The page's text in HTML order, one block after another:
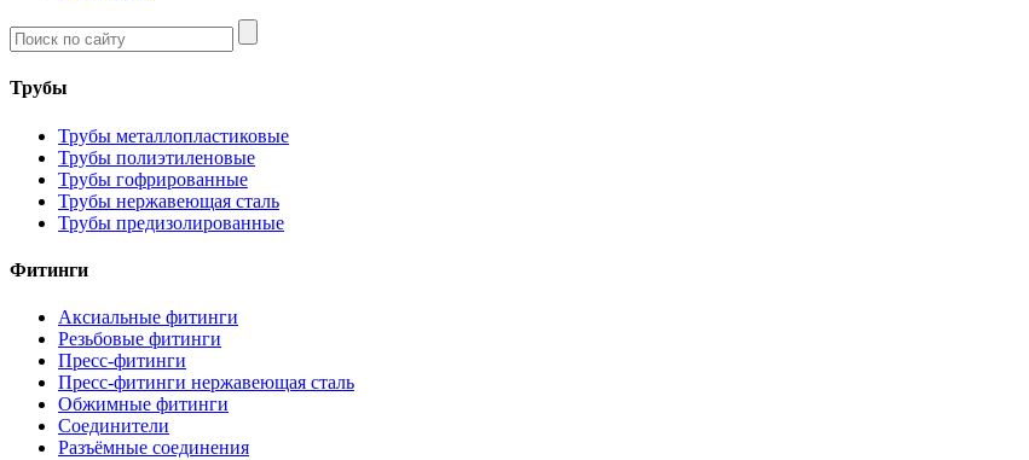
Трубы
Трубы металлопластиковые
Трубы полиэтиленовые
Трубы гофрированные
Трубы нержавеющая сталь
Трубы предизолированные
Фитинги
Аксиальные фитинги
Резьбовые фитинги
Пресс-фитинги
Пресс-фитинги нержавеющая сталь
Обжимные фитинги
Соединители
Разъёмные соединения